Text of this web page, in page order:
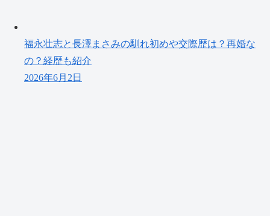
福永壮志と長澤まさみの馴れ初めや交際歴は？再婚な
の？経歴も紹介
2026年6月2日